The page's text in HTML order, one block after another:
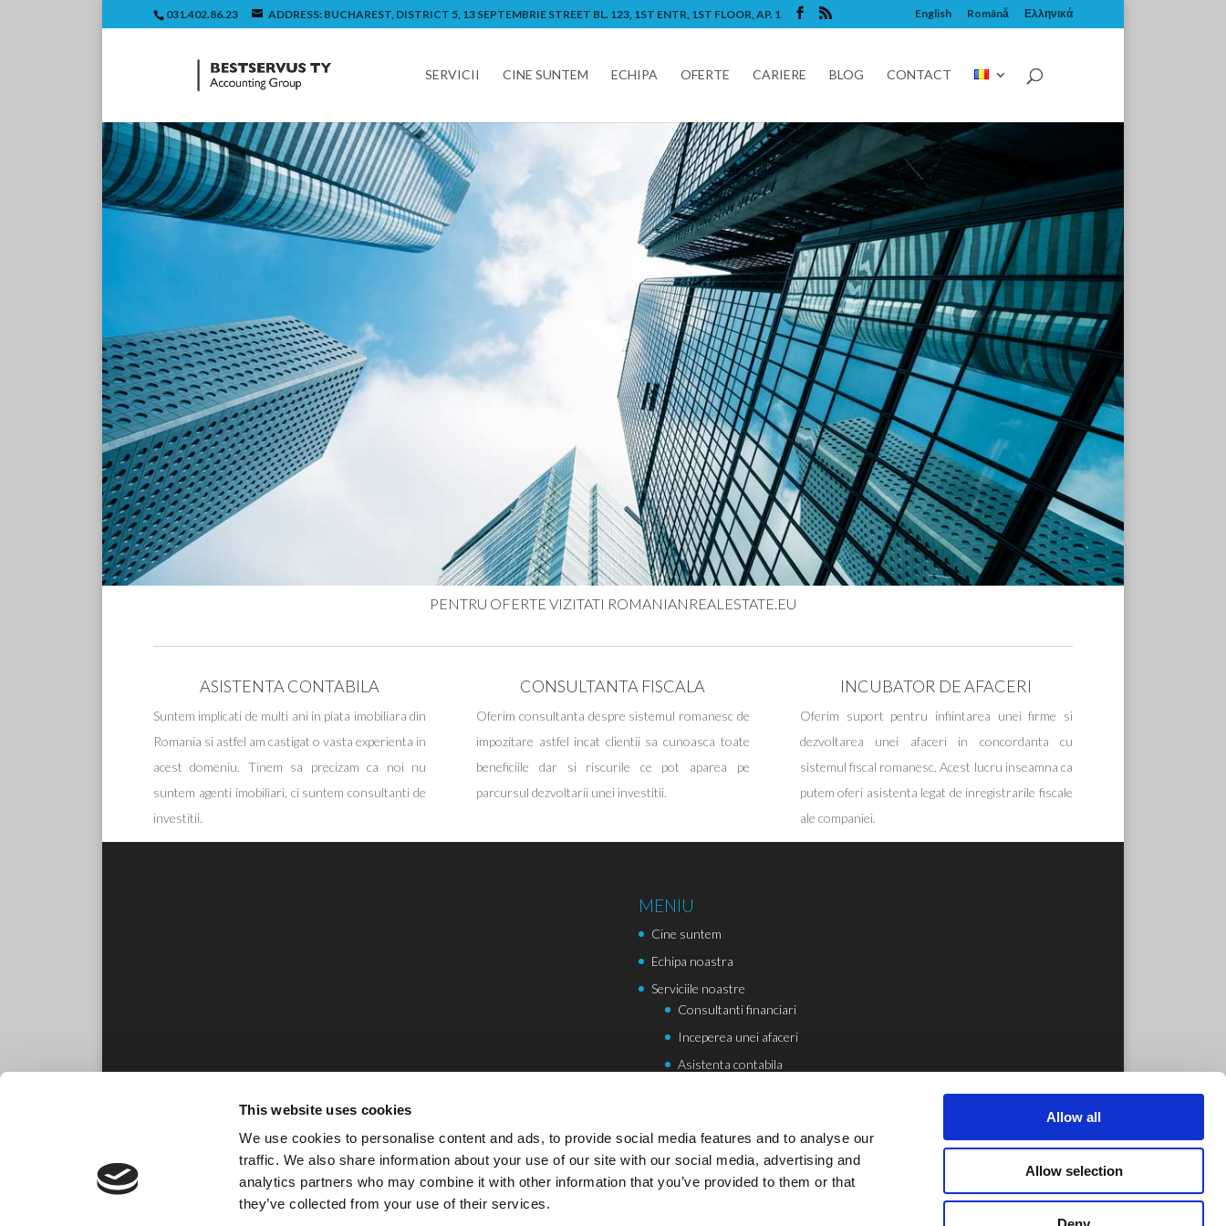
This website uses cookies
We use cookies to personalise content and ads, to provide social media features and to analyse our
traffic. We also share information about your use of our site with our social media, advertising and
analytics partners who may combine it with other information that you’ve provided to them or that
they’ve collected from your use of their services.
Allow all
Allow selection
031.402.86.23 ADDRESS: BUCHAREST, DISTRICT 5, 13 SEPTEMBRIE STREET BL. 123, 1ST ENTR, 1ST FLOOR, AP. 1 English Română Ελληνικά
SERVICII CINE SUNTEM ECHIPA OFERTE CARIERE BLOG CONTACT
PENTRU OFERTE VIZITATI ROMANIANREALESTATE.EU
ASISTENTA CONTABILA
Suntem implicati de multi ani in piata imobiliara din
Romania si astfel am castigat o vasta experienta in
acest domeniu. Tinem sa precizam ca noi nu
suntem agenti imobiliari, ci suntem consultanti de
investitii.
CONSULTANTA FISCALA
Oferim consultanta despre sistemul romanesc de
impozitare astfel incat clientii sa cunoasca toate
beneficiile dar si riscurile ce pot aparea pe
parcursul dezvoltarii unei investitii.
INCUBATOR DE AFACERI
Oferim suport pentru infiintarea unei firme si
dezvoltarea unei afaceri in concordanta cu
sistemul fiscal romanesc. Acest lucru inseamna ca
putem oferi asistenta legat de inregistrarile fiscale
ale companiei.
MENIU
Cine suntem
Echipa noastra
Serviciile noastre
Consultanti financiari
Inceperea unei afaceri
Asistenta contabila
Termeni și Condiții
Politica de confidentialitate